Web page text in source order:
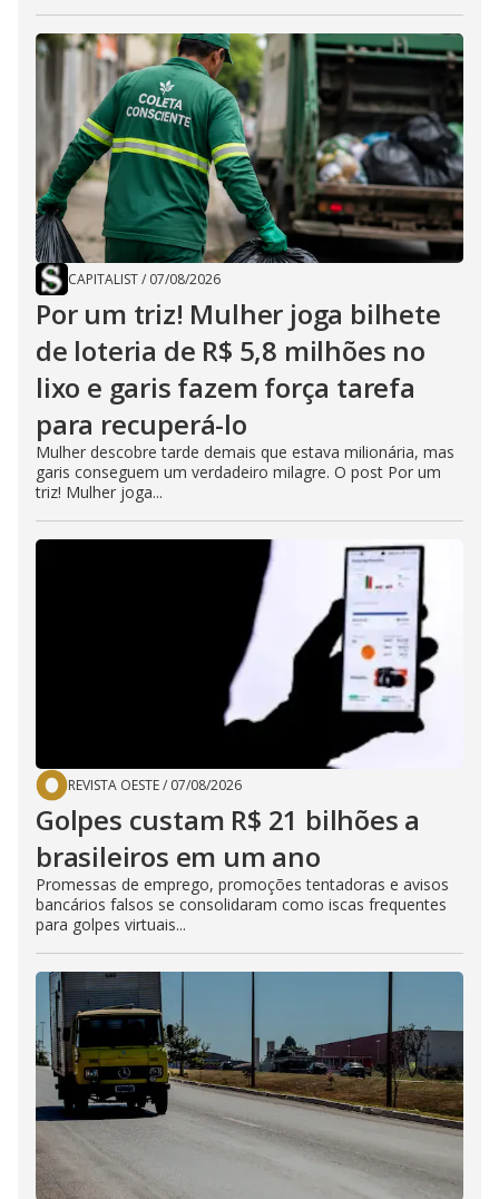
CAPITALIST/ 07/08/2026
Por um triz! Mulher joga bilhete
de loteria de R$ 5,8 milhões no
lixo e garis fazem força tarefa
para recuperá-lo
Mulher descobre tarde demais que estava milionária, mas
garis conseguem um verdadeiro milagre. O post Por um
triz! Mulher joga...
REVISTA OESTE/ 07/08/2026
Golpes custam R$ 21 bilhões a
brasileiros em um ano
Promessas de emprego, promoções tentadoras e avisos
bancários falsos se consolidaram como iscas frequentes
para golpes virtuais...